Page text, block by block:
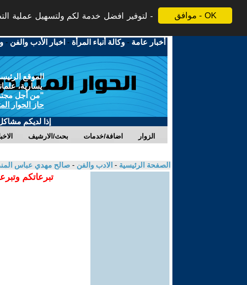
موافق - OK
لتوفير افضل خدمة لكم ولتسهيل عملية
أخبار عامة -وكالة أنباء المرأة - اخبار الأدب والفن -
الموقع
يسارية،
"من أجل
حاز الحوار
إذا لديكم
بحث/الارشيف اضافة/خدمات الزوار
الصفحة الرئيسية - الادب والفن - صالح مهدي عباس
تبرعاتكم